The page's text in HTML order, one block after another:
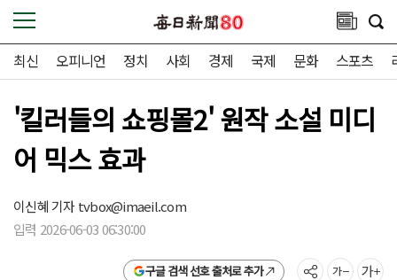
최신 오피니언 정치 사회 경제 국제 문화 스포츠
'킬러들의 쇼핑몰2' 원작 소설 미디
어 믹스 효과
이신혜 기자tvbox@imaeil.com
입력 2026-06-03 06:30:00
구글 검색 선호 출처로 추가